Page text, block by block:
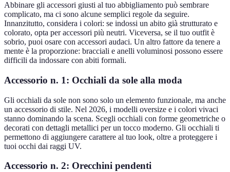
Abbinare gli accessori giusti al tuo abbigliamento può sembrare
complicato, ma ci sono alcune semplici regole da seguire.
Innanzitutto, considera i colori: se indossi un abito già strutturato e
colorato, opta per accessori più neutri. Viceversa, se il tuo outfit è
sobrio, puoi osare con accessori audaci. Un altro fattore da tenere a
mente è la proporzione: bracciali e anelli voluminosi possono essere
difficili da indossare con abiti formali.
Accessorio n. 1: Occhiali da sole alla moda
Gli occhiali da sole non sono solo un elemento funzionale, ma anche
un accessorio di stile. Nel 2026, i modelli oversize e i colori vivaci
stanno dominando la scena. Scegli occhiali con forme geometriche o
decorati con dettagli metallici per un tocco moderno. Gli occhiali ti
permettono di aggiungere carattere al tuo look, oltre a proteggere i
tuoi occhi dai raggi UV.
Accessorio n. 2: Orecchini pendenti